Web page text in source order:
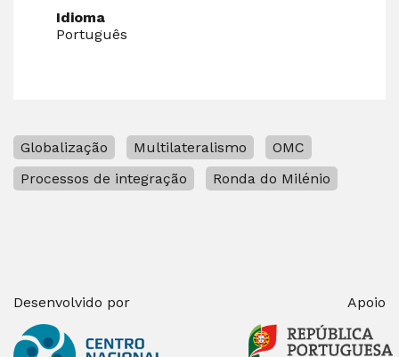
Idioma
Português
Globalização Multilateralismo
OMC
Processos de integração
Ronda do Milénio
Desenvolvido por Apoio